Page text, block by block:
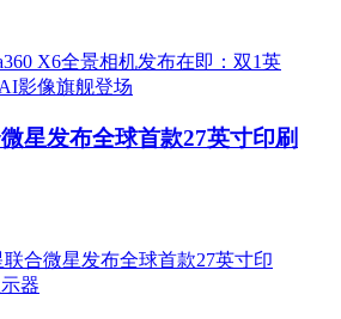
星发布全球首款27英寸印刷